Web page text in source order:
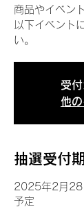
商品やイベン
以下イベント
い。
受
他
抽選受付
2025年2月
予定